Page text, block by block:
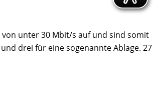
von unter 30 Mbit/s auf und sind somit
drei für eine sogenannte Ablage. 27